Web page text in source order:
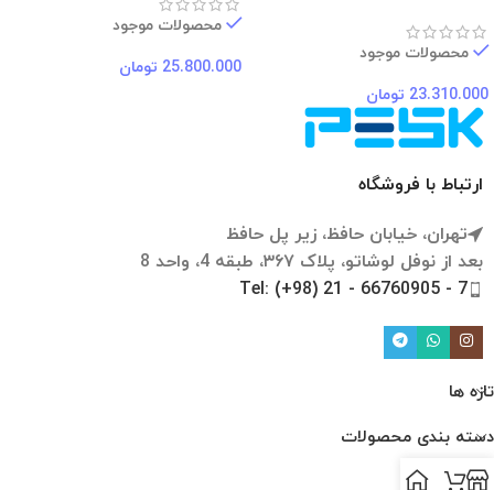
محصولات موجود
23.310.000 تومان
محصولات موجود
25.800.000 تومان
ارتباط با فروشگاه
تهران، خیابان حافظ، زیر پل حافظ
بعد از نوفل لوشاتو، پلاک ۳۶۷، طبقه 4، واحد 8
Tel: (+98) 21 - 66760905 - 7
تازه ها
دسته بندی محصولات